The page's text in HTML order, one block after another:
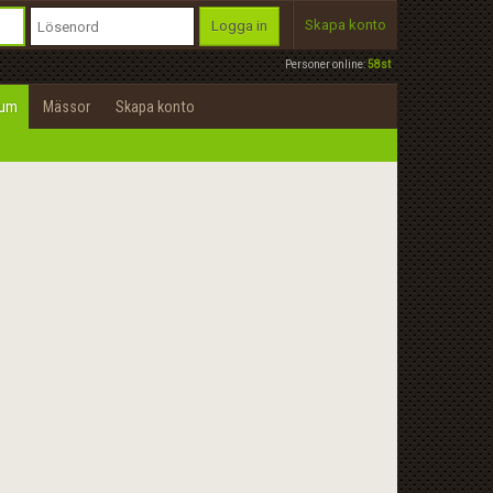
Personer online:58st
Logga in Skapa konto
Mässor Skapa konto